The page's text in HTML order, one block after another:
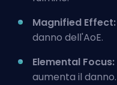
Magnified Effect:
danno dell'AoE.
Elemental Focus:
aumenta il danno.